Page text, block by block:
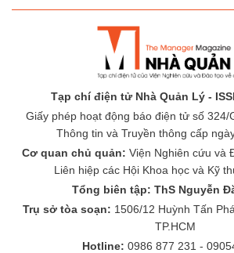
Tạp chí điện tử Nhà Quản Lý -
Giấy phép hoạt động báo điện tử số
Thông tin và Truyền thông cấp
Cơ quan chủ quản: Viện Nghiên cứu và
Liên hiệp các Hội Khoa học và Kỹ
Tổng biên tập: ThS Nguyễn
Trụ sở tòa soạn: 1506/12 Huỳnh Tấn
TP.HCM
Hotline: 0986 877 231 -